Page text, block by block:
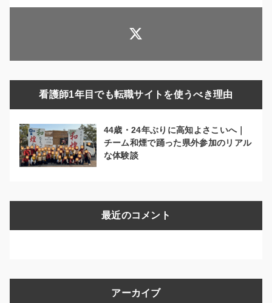
看護師1年目でも転職サイトを使うべき理由
44歳・24年ぶりに高知よさこいへ｜
チーム和煙で踊った県外参加のリアル
な体験談
最近のコメント
アーカイブ